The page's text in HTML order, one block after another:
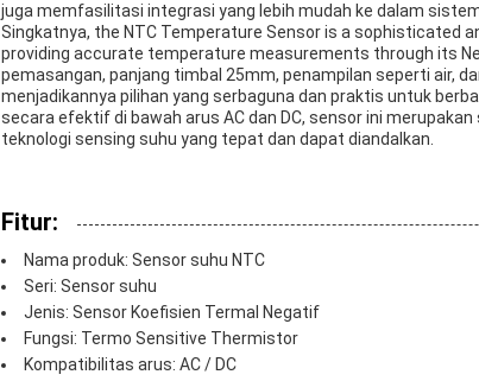
juga memfasilitasi integrasi yang lebih mudah ke dalam
Singkatnya, the NTC Temperature Sensor is a sophisticated
providing accurate temperature measurements through its
pemasangan, panjang timbal 25mm, penampilan seperti air,
menjadikannya pilihan yang serbaguna dan praktis untuk
secara efektif di bawah arus AC dan DC, sensor ini
teknologi sensing suhu yang tepat dan dapat diandalkan.
Fitur:
Nama produk: Sensor suhu NTC
Seri: Sensor suhu
Jenis: Sensor Koefisien Termal Negatif
Fungsi: Termo Sensitive Thermistor
Kompatibilitas arus: AC / DC